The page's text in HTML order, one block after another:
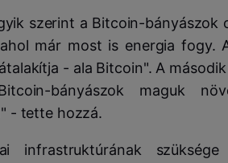
szerint a Bitcoin-bányászok
már most is energia fogy.
- ala Bitcoin". A
bányászok maguk
- tette hozzá.
infrastruktúrának